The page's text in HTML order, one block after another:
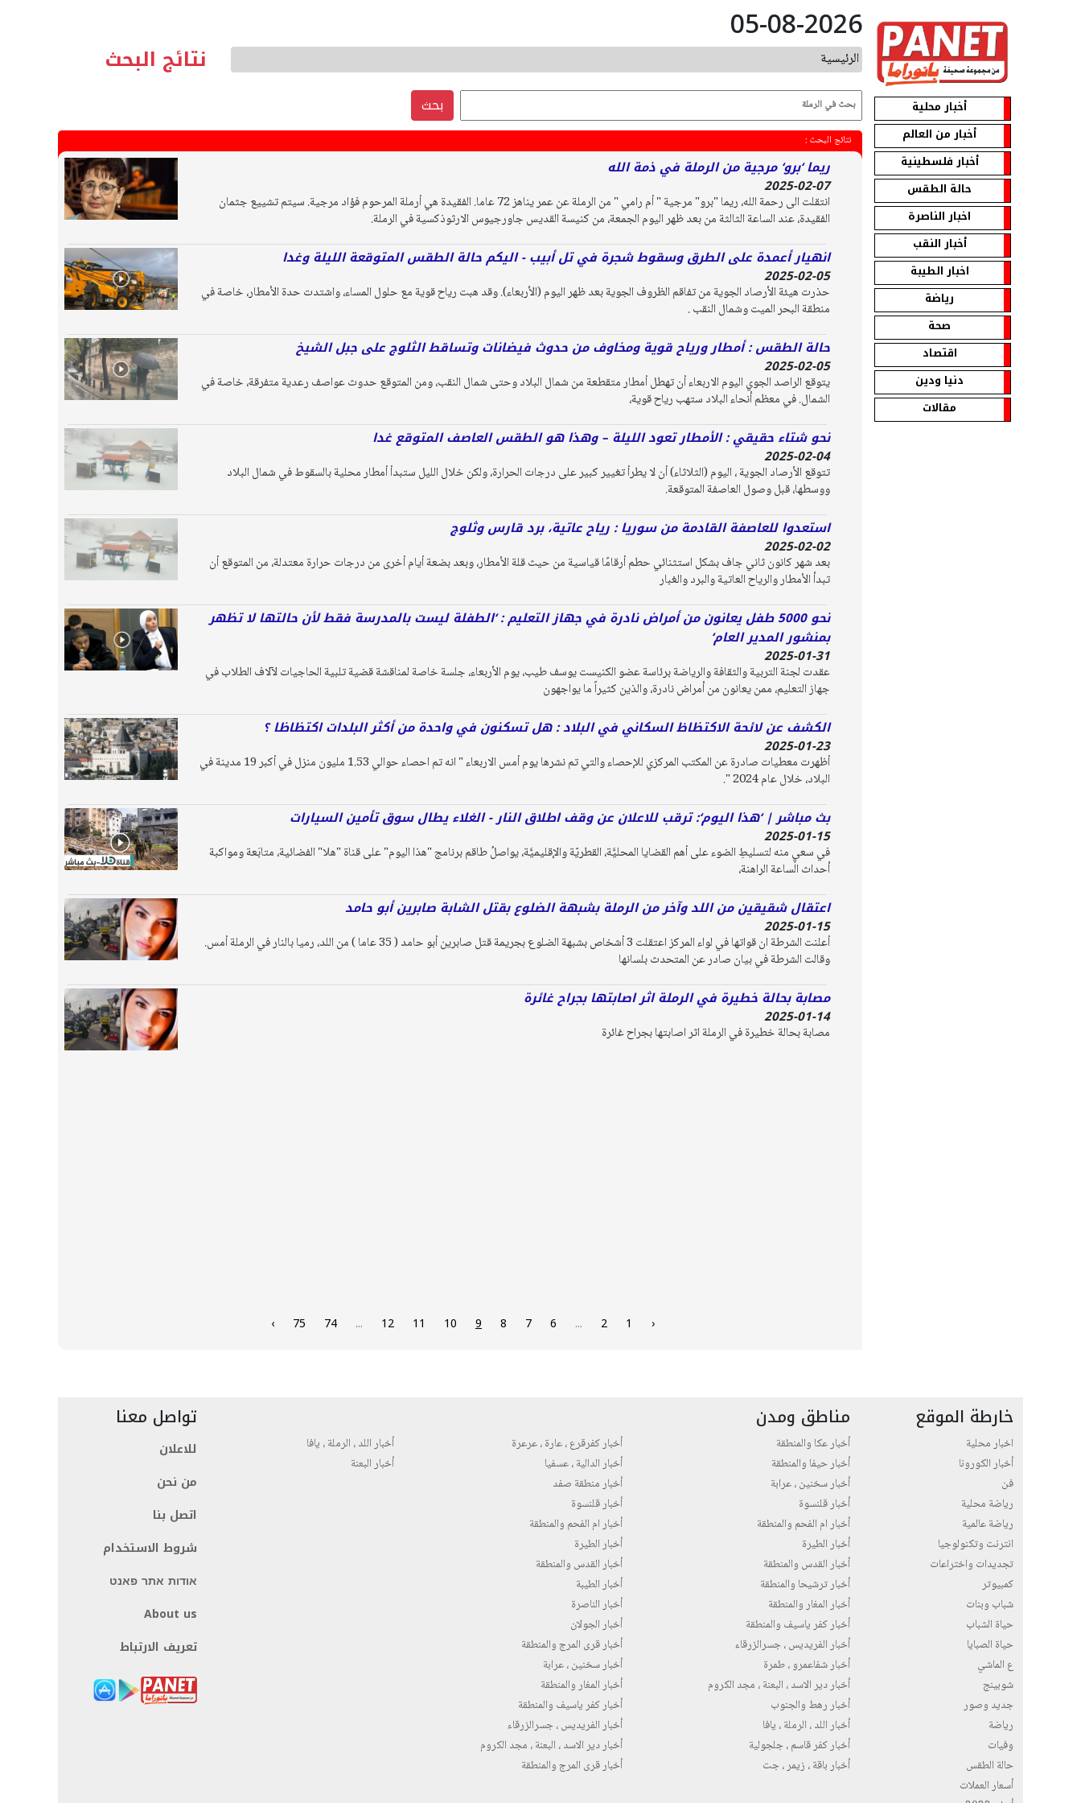
05-08-2026
الرئيسية نتائج البحث
أخبار محلية
أخبار من العالم
أخبار فلسطينية
حالة الطقس
اخبار الناصرة
أخبار النقب
اخبار الطيبة
رياضة
صحة
اقتصاد
دنيا ودين
مقالات
بحث
نتائج البحث :
ريما ‘برو‘ مرجية من الرملة في ذمة الله
2025-02-07
انتقلت الى رحمة الله، ريما "برو" مرجية " أم رامي " من الرملة عن عمر يناهز 72 عاما. الفقيدة هي أرملة المرحوم فؤاد مرجية. سيتم تشييع جثمان
الفقيدة، عند الساعة الثالثة من بعد ظهر اليوم الجمعة، من كنيسة القديس جاورجيوس الارثوذكسية في الرملة.
انهيار أعمدة على الطرق وسقوط شجرة في تل أبيب - اليكم حالة الطقس المتوقعة الليلة وغدا
2025-02-05
حذرت هيئة الأرصاد الجوية من تفاقم الظروف الجوية بعد ظهر اليوم (الأربعاء). وقد هبت رياح قوية مع حلول المساء، واشتدت حدة الأمطار، خاصة في
منطقة البحر الميت وشمال النقب .
حالة الطقس : أمطار ورياح قوية ومخاوف من حدوث فيضانات وتساقط الثلوج على جبل الشيخ
2025-02-05
يتوقع الراصد الجوي اليوم الاربعاء أن تهطل أمطار متقطعة من شمال البلاد وحتى شمال النقب، ومن المتوقع حدوث عواصف رعدية متفرقة، خاصة في
الشمال. في معظم أنحاء البلاد ستهب رياح قوية،
نحو شتاء حقيقي : الأمطار تعود الليلة – وهذا هو الطقس العاصف المتوقع غدا
2025-02-04
تتوقع الأرصاد الجوية ، اليوم (الثلاثاء) أن لا يطرأ تغيير كبير على درجات الحرارة، ولكن خلال الليل ستبدأ أمطار محلية بالسقوط في شمال البلاد
ووسطها، قبل وصول العاصفة المتوقعة.
استعدوا للعاصفة القادمة من سوريا : رياح عاتية، برد قارس وثلوج
2025-02-02
بعد شهر كانون ثاني جاف بشكل استثنائي حطم أرقامًا قياسية من حيث قلة الأمطار، وبعد بضعة أيام أخرى من درجات حرارة معتدلة، من المتوقع أن
تبدأ الأمطار والرياح العاتية والبرد والغبار
نحو 5000 طفل يعانون من أمراض نادرة في جهاز التعليم : ‘الطفلة ليست بالمدرسة فقط لأن حالتها لا تظهر
بمنشور المدير العام‘
2025-01-31
عقدت لجنة التربية والثقافة والرياضة برئاسة عضو الكنيست يوسف طيب، يوم الأربعاء، جلسة خاصة لمناقشة قضية تلبية الحاجيات لآلاف الطلاب في
جهاز التعليم، ممن يعانون من أمراض نادرة، والذين كثيراً ما يواجهون
الكشف عن لائحة الاكتظاظ السكاني في البلاد : هل تسكنون في واحدة من أكثر البلدات اكتظاظا ؟
2025-01-23
أظهرت معطيات صادرة عن المكتب المركزي للإحصاء والتي تم نشرها يوم أمس الاربعاء " انه تم احصاء حوالي 1.53 مليون منزل في أكبر 19 مدينة في
البلاد، خلال عام 2024 ".
بث مباشر | ‘هذا اليوم‘: ترقب للاعلان عن وقف اطلاق النار - الغلاء يطال سوق تأمين السيارات
2025-01-15
في سعيٍ منه لتسليطِ الضوء على أهم القضايا المحليَّة، القطريّة والإقليميَّة، يواصلُ طاقم برنامج "هذا اليوم" على قناة "هلا" الفضائية، متابَعة ومواكبة
أحداث الساعة الراهنة،
اعتقال شقيقين من اللد وآخر من الرملة بشبهة الضلوع بقتل الشابة صابرين أبو حامد
2025-01-15
أعلنت الشرطة ان قواتها في لواء المركز اعتقلت 3 أشخاص بشبهة الضلوع بجريمة قتل صابرين أبو حامد ( 35 عاما ) من اللد، رميا بالنار في الرملة أمس.
وقالت الشرطة في بيان صادر عن المتحدث بلسانها
مصابة بحالة خطيرة في الرملة اثر اصابتها بجراح غائرة
2025-01-14
مصابة بحالة خطيرة في الرملة اثر اصابتها بجراح غائرة
‹
1
2
...
6
7
8
9
10
11
12
...
74
75
›
خارطة الموقع
اخبار محلية
أخبار الكورونا
فن
رياضة محلية
رياضة عالمية
انترنت وتكنولوجيا
تجديدات واختراعات
كمبيوتر
شباب وبنات
حياة الشباب
حياة الصبايا
ع الماشي
شوبينج
جديد وصور
رياضة
وفيات
حالة الطقس
أسعار العملات
مناطق ومدن
أخبار عكا والمنطقة
أخبار حيفا والمنطقة
أخبار سخنين ، عرابة
أخبار قلنسوة
أخبار ام الفحم والمنطقة
أخبار الطيرة
أخبار القدس والمنطقة
أخبار ترشيحا والمنطقة
أخبار المغار والمنطقة
أخبار كفر ياسيف والمنطقة
أخبار الفريديس ، جسرالزرقاء
أخبار شفاعمرو ، طمرة
أخبار دير الاسد ، البعنة ، مجد الكروم
أخبار رهط والجنوب
أخبار اللد ، الرملة ، يافا
أخبار كفر قاسم ، جلجولية
أخبار باقة ، زيمر ، جت
أخبار كفرقرع ، عارة ، عرعرة
أخبار الدالية ، عسفيا
أخبار منطقة صفد
أخبار قلنسوة
أخبار ام الفحم والمنطقة
أخبار الطيرة
أخبار القدس والمنطقة
أخبار الطيبة
أخبار الناصرة
أخبار الجولان
أخبار قرى المرج والمنطقة
أخبار سخنين ، عرابة
أخبار المغار والمنطقة
أخبار كفر ياسيف والمنطقة
أخبار الفريديس ، جسرالزرقاء
أخبار دير الاسد ، البعنة ، مجد الكروم
أخبار قرى المرج والمنطقة
أخبار اللد ، الرملة ، يافا
أخبار البعنة
تواصل معنا
للاعلان
من نحن
اتصل بنا
شروط الاستخدام
אודות אתר פאנט
About us
تعريف الارتباط